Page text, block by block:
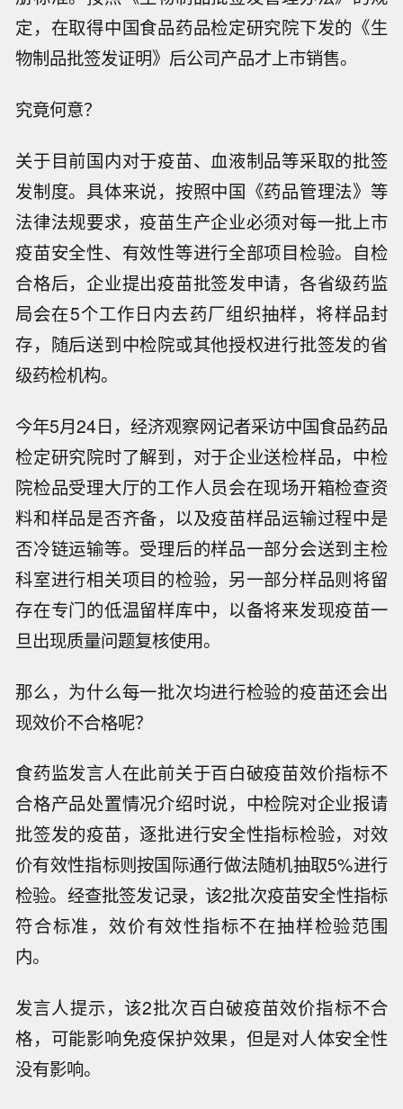
定，在取得中国食品药品检定研究院下发的《生
物制品批签发证明》后公司产品才上市销售。
究竟何意？
关于目前国内对于疫苗、血液制品等采取的批签
发制度。具体来说，按照中国《药品管理法》等
法律法规要求，疫苗生产企业必须对每一批上市
疫苗安全性、有效性等进行全部项目检验。自检
合格后，企业提出疫苗批签发申请，各省级药监
局会在5个工作日内去药厂组织抽样，将样品封
存，随后送到中检院或其他授权进行批签发的省
级药检机构。
今年5月24日，经济观察网记者采访中国食品药品
检定研究院时了解到，对于企业送检样品，中检
院检品受理大厅的工作人员会在现场开箱检查资
料和样品是否齐备，以及疫苗样品运输过程中是
否冷链运输等。受理后的样品一部分会送到主检
科室进行相关项目的检验，另一部分样品则将留
存在专门的低温留样库中，以备将来发现疫苗一
旦出现质量问题复核使用。
那么，为什么每一批次均进行检验的疫苗还会出
现效价不合格呢？
食药监发言人在此前关于百白破疫苗效价指标不
合格产品处置情况介绍时说，中检院对企业报请
批签发的疫苗，逐批进行安全性指标检验，对效
价有效性指标则按国际通行做法随机抽取5%进行
检验。经查批签发记录，该2批次疫苗安全性指标
符合标准，效价有效性指标不在抽样检验范围
内。
发言人提示，该2批次百白破疫苗效价指标不合
格，可能影响免疫保护效果，但是对人体安全性
没有影响。